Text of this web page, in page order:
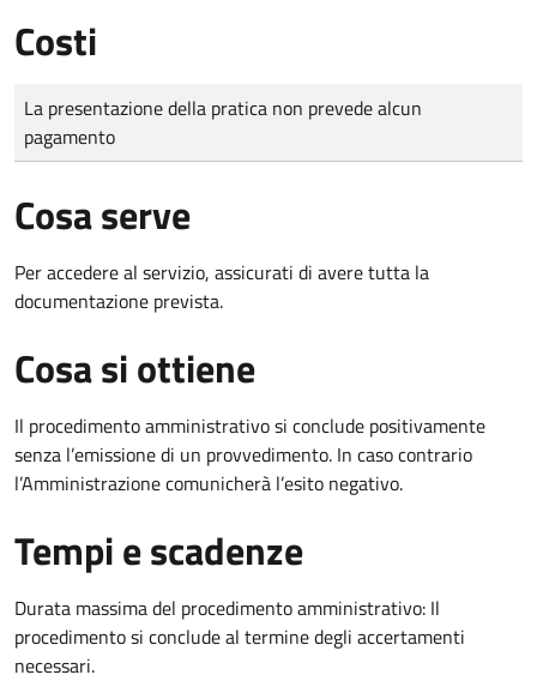
Costi
Tipo di pagamento
Importo
La presentazione della pratica non prevede alcun
pagamento
Cosa serve
Per accedere al servizio, assicurati di avere tutta la
documentazione prevista.
Cosa si ottiene
Il procedimento amministrativo si conclude positivamente
senza l’emissione di un provvedimento. In caso contrario
l’Amministrazione comunicherà l’esito negativo.
Tempi e scadenze
Durata massima del procedimento amministrativo: Il
procedimento si conclude al termine degli accertamenti
necessari.